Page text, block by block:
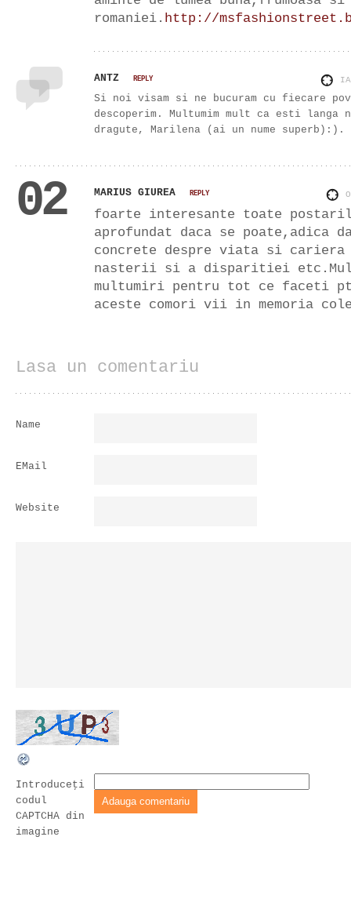
romaniei. http://
ANTZ REPLY
Si noi visam si ne bucuram cu fiecare
descoperim. Multumim mult ca esti
dragute, Marilena (ai un nume superb):).
02 MARIUS GIUREA REPLY
foarte interesante toate
aprofundat daca se poate,adica
concrete despre viata si
nasterii si a disparitiei
multumiri pentru tot ce faceti
aceste comori vii in memoria
Lasa un comentariu
Name
EMail
Website
Introduceţi
codul
CAPTCHA din
imagine